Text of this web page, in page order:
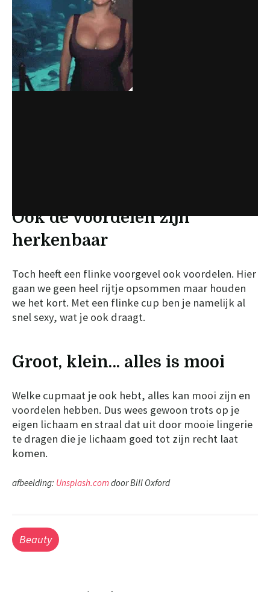
Ook de voordelen zijn
herkenbaar
Toch heeft een flinke voorgevel ook voordelen. Hier
gaan we geen heel rijtje opsommen maar houden
we het kort. Met een flinke cup ben je namelijk al
snel sexy, wat je ook draagt.
Groot, klein… alles is mooi
Welke cupmaat je ook hebt, alles kan mooi zijn en
voordelen hebben. Dus wees gewoon trots op je
eigen lichaam en straal dat uit door mooie lingerie
te dragen die je lichaam goed tot zijn recht laat
komen.
afbeelding: Unsplash.comdoor Bill Oxford
Beauty